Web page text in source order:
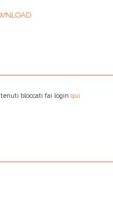
bloccati fai loginqui